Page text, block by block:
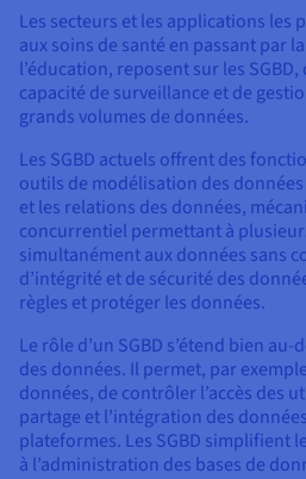
Tarifs
Disponibilités par régions
Documentation
Roadmap & Changelog
Observabilité
Roadmap & Changelog
Roadmap & Changelog
Documentation
Roadmap & Changelog
Les secteurs et les applications les
aux soins de santé en passant par
l’éducation, reposent sur les
capacité de surveillance et de
grands volumes de données.
Les SGBD actuels offrent des
outils de modélisation des
et les relations des données,
concurrentiel permettant à
simultanément aux données sans
d’intégrité et de sécurité des
règles et protéger les données.
Le rôle d’un SGBD s’étend bien
des données. Il permet, par
données, de contrôler l’accès des
partage et l’intégration des
plateformes. Les SGBD simplifient
à l’administration des bases de